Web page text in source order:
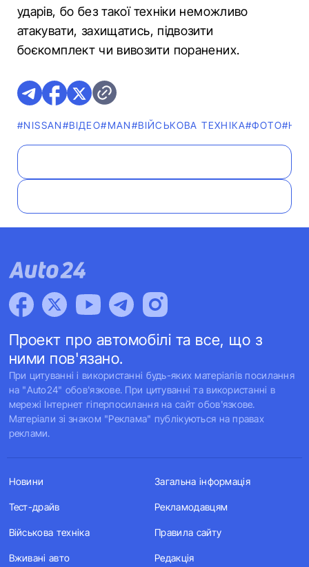
ударів, бо без такої техніки неможливо
атакувати, захищатись, підвозити
боєкомплект чи вивозити поранених.
#NISSAN#ВІДЕО#MAN#ВІЙСЬКОВА ТЕХНІКА#ФОТО
Проект про автомобілі та все, що з
ними пов'язано.
При цитуванні і використанні будь-яких матеріалів посилання
на "Auto24" обов'язкове. При цитуванні та використанні в
мережі Інтернет гіперпосилання на сайт обов'язкове.
Матеріали зі знаком "Реклама" публікуються на правах
реклами.
Новини
Тест-драйв
Військова техніка
Вживані авто
Загальна інформація
Рекламодавцям
Правила сайту
Редакція